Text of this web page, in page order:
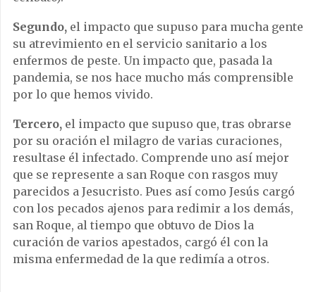
Segundo, el impacto que supuso para mucha gente
su atrevimiento en el servicio sanitario a los
enfermos de peste. Un impacto que, pasada la
pandemia, se nos hace mucho más comprensible
por lo que hemos vivido.
Tercero, el impacto que supuso que, tras obrarse
por su oración el milagro de varias curaciones,
resultase él infectado. Comprende uno así mejor
que se represente a san Roque con rasgos muy
parecidos a Jesucristo. Pues así como Jesús cargó
con los pecados ajenos para redimir a los demás,
san Roque, al tiempo que obtuvo de Dios la
curación de varios apestados, cargó él con la
misma enfermedad de la que redimía a otros.